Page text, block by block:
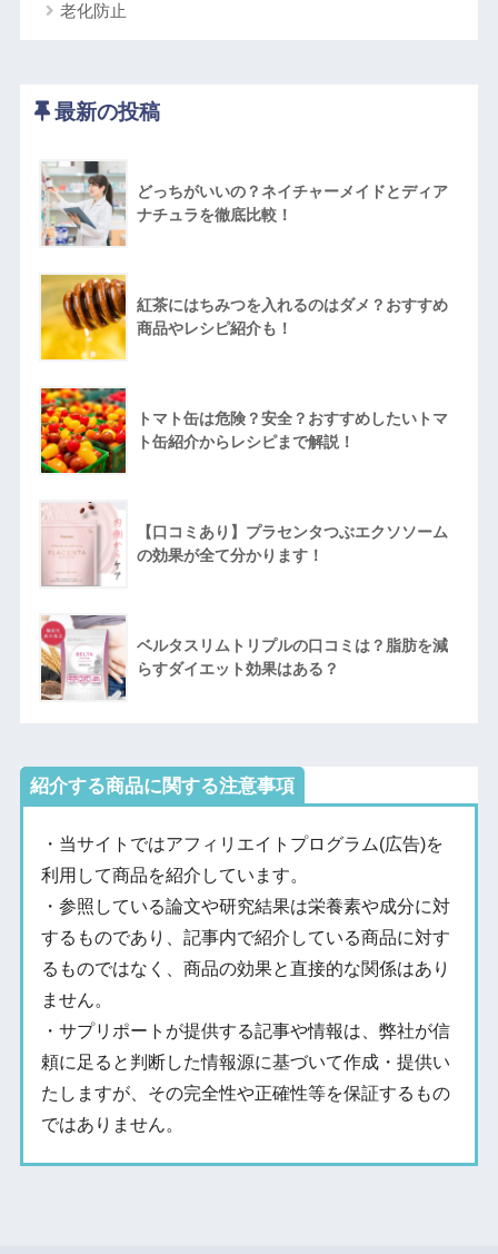
老化防止
最新の投稿
どっちがいいの？ネイチャーメイドとディア
ナチュラを徹底比較！
紅茶にはちみつを入れるのはダメ？おすすめ
商品やレシピ紹介も！
トマト缶は危険？安全？おすすめしたいトマ
ト缶紹介からレシピまで解説！
【口コミあり】プラセンタつぶエクソソーム
の効果が全て分かります！
ベルタスリムトリプルの口コミは？脂肪を減
らすダイエット効果はある？
紹介する商品に関する注意事項
・当サイトではアフィリエイトプログラム(広告)を
利用して商品を紹介しています。
・参照している論文や研究結果は栄養素や成分に対
するものであり、記事内で紹介している商品に対す
るものではなく、商品の効果と直接的な関係はあり
ません。
・サプリポートが提供する記事や情報は、弊社が信
頼に足ると判断した情報源に基づいて作成・提供い
たしますが、その完全性や正確性等を保証するもの
ではありません。